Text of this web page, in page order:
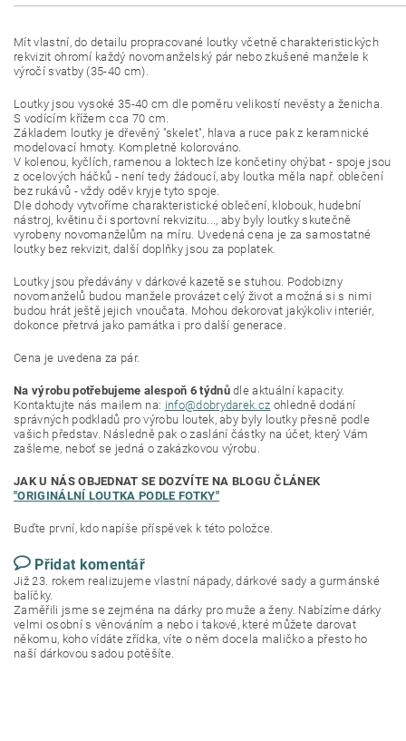
Mít vlastní, do detailu propracované loutky včetně charakteristických
rekvizit ohromí každý novomanželský pár nebo zkušené manžele k
výročí svatby (35-40 cm).
Loutky jsou vysoké 35-40 cm dle poměru velikostí nevěsty a ženicha.
S vodícím křížem cca 70 cm.
Základem loutky je dřevěný "skelet", hlava a ruce pak z keramnické
modelovací hmoty. Kompletně kolorováno.
V kolenou, kyčlích, ramenou a loktech lze končetiny ohýbat - spoje jsou
z ocelových háčků - není tedy žádoucí, aby loutka měla např. oblečení
bez rukávů - vždy oděv kryje tyto spoje.
Dle dohody vytvoříme charakteristické oblečení, klobouk, hudební
nástroj, květinu či sportovní rekvizitu..., aby byly loutky skutečně
vyrobeny novomanželům na míru. Uvedená cena je za samostatné
loutky bez rekvizit, další doplňky jsou za poplatek.
Loutky jsou předávány v dárkové kazetě se stuhou. Podobizny
novomanželů budou manžele provázet celý život a možná si s nimi
budou hrát ještě jejich vnoučata. Mohou dekorovat jakýkoliv interiér,
dokonce přetrvá jako památka i pro další generace.
Cena je uvedena za pár.
Na výrobu potřebujeme alespoň 6 týdnůdle aktuální kapacity.
Kontaktujte nás mailem na: info@dobrydarek.cz ohledně dodání
správných podkladů pro výrobu loutek, aby byly loutky přesně podle
vašich představ. Následně pak o zaslání částky na účet, který Vám
zašleme, neboť se jedná o zakázkovou výrobu.
JAK U NÁS OBJEDNAT SE DOZVÍTE NA BLOGU ČLÁNEK
"ORIGINÁLNÍ LOUTKA PODLE FOTKY"
Buďte první, kdo napíše příspěvek k této položce.
Přidat komentář
Již 23. rokem realizujeme vlastní nápady, dárkové sady a gurmánské
balíčky.
Zaměřili jsme se zejména na dárky pro muže a ženy. Nabízíme dárky
velmi osobní s věnováním a nebo i takové, které můžete darovat
někomu, koho vídáte zřídka, víte o něm docela maličko a přesto ho
naší dárkovou sadou potěšíte.